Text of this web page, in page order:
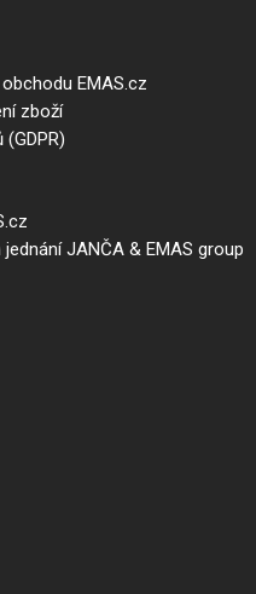
EMAS.cz
zboží
JANČA & EMAS group